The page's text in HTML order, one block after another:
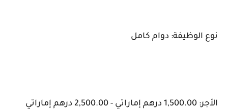
نوع الوظيفة: دوام كامل
الأجر: 1,500.00 درهم إماراتي - 2,500.00 درهم إماراتي